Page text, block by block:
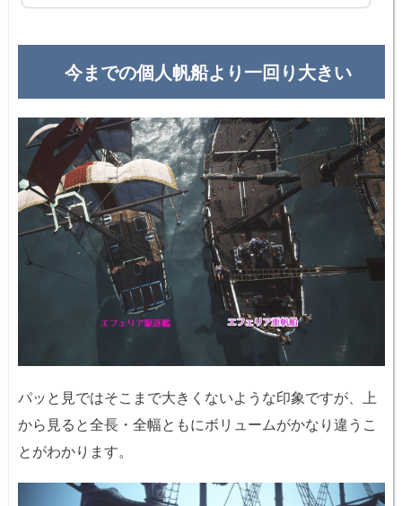
今までの個人帆船より一回り大きい
パッと見ではそこまで大きくないような印象ですが、上
から見ると全長・全幅ともにボリュームがかなり違うこ
とがわかります。